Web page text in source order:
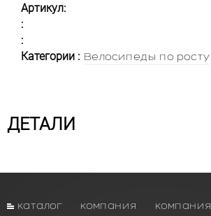
Артикул:
:
:
Категории : Велосипеды по росту
ДЕТАЛИ
каталог компания компания